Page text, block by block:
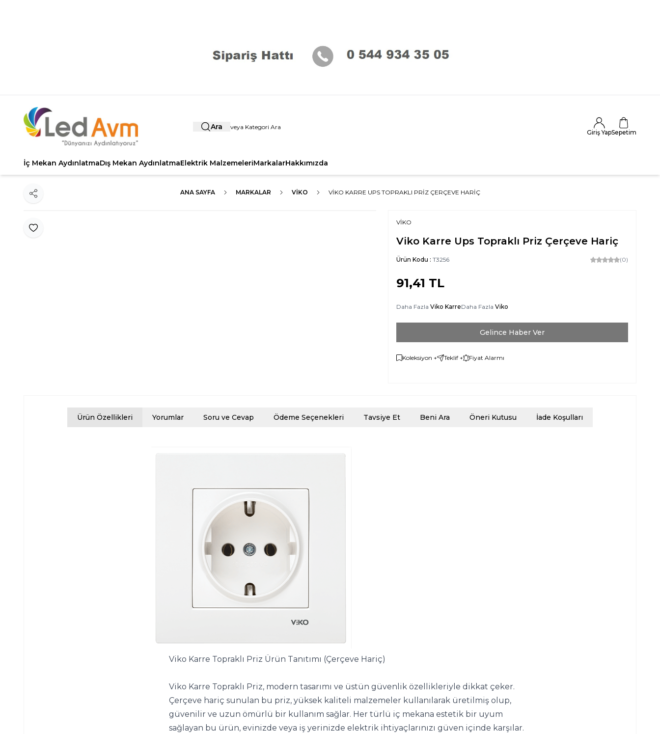
Ara
Giriş YapSepetim
İç Mekan AydınlatmaDış Mekan AydınlatmaElektrik MalzemeleriMarkalarHakkımızda
ANA SAYFA MARKALAR VIKO VIKO KARRE UPS TOPRAKLI PRIZ ÇERÇEVE HARIÇ
Favoriye Ekle
Paylaş
VİKO
Viko Karre Ups Topraklı Priz Çerçeve Hariç
Ürün Kodu : T3256 (0)
91,41 TL
Daha Fazla Viko KarreDaha Fazla Viko
Gelince Haber Ver
Koleksiyon + Teklif + Fiyat Alarmı
Ürün Özellikleri Yorumlar Soru ve Cevap Ödeme Seçenekleri Tavsiye Et Beni Ara Öneri Kutusu İade Koşulları
Viko Karre Topraklı Priz Ürün Tanıtımı (Çerçeve Hariç)
Viko Karre Topraklı Priz, modern tasarımı ve üstün güvenlik özellikleriyle dikkat çeker.
Çerçeve hariç sunulan bu priz, yüksek kaliteli malzemeler kullanılarak üretilmiş olup,
güvenilir ve uzun ömürlü bir kullanım sağlar. Her türlü iç mekana estetik bir uyum
sağlayan bu ürün, evinizde veya iş yerinizde elektrik ihtiyaçlarınızı güven içinde karşılar.